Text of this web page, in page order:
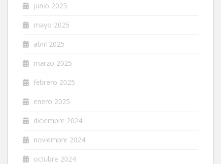
junio 2025
mayo 2025
abril 2025
marzo 2025
febrero 2025
enero 2025
diciembre 2024
noviembre 2024
octubre 2024